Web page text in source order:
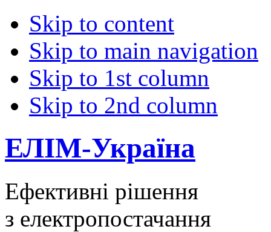
Skip to content
Skip to main navigation
Skip to 1st column
Skip to 2nd column
ЕЛІМ-Україна
Ефективні рішення
з електропостачання